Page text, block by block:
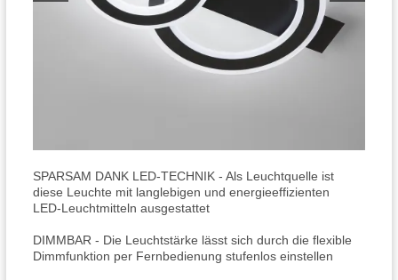
SPARSAM DANK LED-TECHNIK - Als Leuchtquelle ist
diese Leuchte mit langlebigen und energieeffizienten
LED-Leuchtmitteln ausgestattet
DIMMBAR - Die Leuchtstärke lässt sich durch die flexible
Dimmfunktion per Fernbedienung stufenlos einstellen